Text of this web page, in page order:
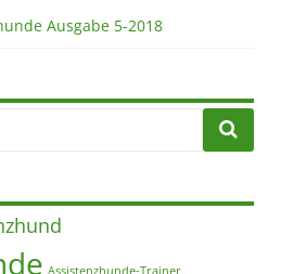
Ausgabe 5-2018